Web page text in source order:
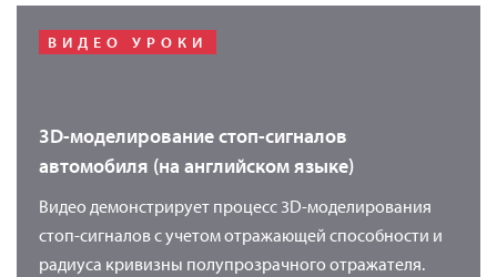
ВИДЕО УРОКИ
3D-моделирование стоп-сигналов
автомобиля (на английском языке)
Видео демонстрирует процесс 3D-моделирования
стоп-сигналов с учетом отражающей способности и
радиуса кривизны полупрозрачного отражателя.